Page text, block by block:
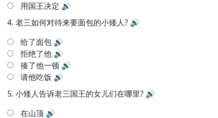
用国王决定 🔊
4. 老三如何对待来要面包的小矮人? 🔊
给了面包 🔊
拒绝了他 🔊
揍了他一顿 🔊
请他吃饭 🔊
5. 小矮人告诉老三国王的女儿们在哪里? 🔊
在山顶 🔊